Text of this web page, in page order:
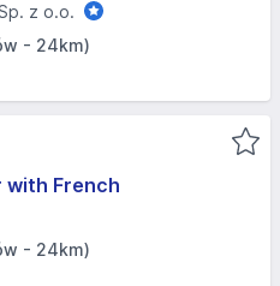
z o.o.
- 24km)
with French
- 24km)